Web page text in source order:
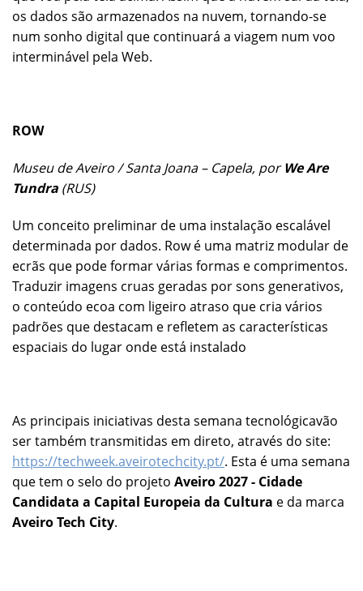
os dados são armazenados na nuvem, tornando-se
num sonho digital que continuará a viagem num voo
interminável pela Web.
ROW
Museu de Aveiro / Santa Joana – Capela, porWe Are
Tundra (RUS)
Um conceito preliminar de uma instalação escalável
determinada por dados. Row é uma matriz modular de
ecrãs que pode formar várias formas e comprimentos.
Traduzir imagens cruas geradas por sons generativos,
o conteúdo ecoa com ligeiro atraso que cria vários
padrões que destacam e refletem as características
espaciais do lugar onde está instalado
As principais iniciativas desta semana tecnológicavão
ser também transmitidas em direto, através do site:
https://techweek.aveirotechcity.pt/. Esta é uma semana
que tem o selo do projeto Aveiro 2027 - Cidade
Candidata a Capital Europeia da Cultura e da marca
Aveiro Tech City.